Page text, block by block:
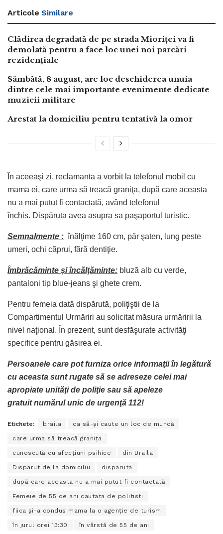
Articole Similare
Clădirea degradată de pe strada Mioriței va fi
demolată pentru a face loc unei noi parcări
rezidențiale
Sâmbătă, 8 august, are loc deschiderea unuia
dintre cele mai importante evenimente dedicate
muzicii militare
Arestat la domiciliu pentru tentativă la omor
În aceeaşi zi, reclamanta a vorbit la telefonul mobil cu
mama ei, care urma să treacă graniţa, după care aceasta
nu a mai putut fi contactată, având telefonul
închis. Dispăruta avea asupra sa paşaportul turistic.
Semnalmente : înălţime 160 cm, păr şaten, lung peste
umeri, ochi căprui, fără dentiţie.
Îmbrăcăminte şi încălţăminte: bluză alb cu verde,
pantaloni tip blue-jeans şi ghete crem.
Pentru femeia dată dispărută, poliţiştii de la
Compartimentul Urmăriri au solicitat măsura urmăririi la
nivel naţional. În prezent, sunt desfăşurate activităţi
specifice pentru găsirea ei.
Persoanele care pot furniza orice informaţii în legătură
cu aceasta sunt rugate să se adreseze celei mai
apropiate unităţi de poliţie sau să apeleze
gratuit numărul unic de urgenţă 112!
Etichete: braila ca să-şi caute un loc de muncă
care urma să treacă graniţa
cunoscută cu afecţiuni psihice din Braila
Disparut de la domiciliu disparuta
după care aceasta nu a mai putut fi contactată
Femeie de 55 de ani cautata de politisti
fiica şi-a condus mama la o agenţie de turism
în jurul orei 13:30 în vârstă de 55 de ani